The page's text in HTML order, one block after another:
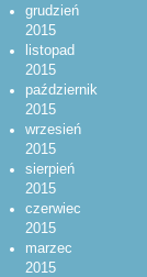
grudzień
2015
listopad
2015
październik
2015
wrzesień
2015
sierpień
2015
czerwiec
2015
marzec
2015